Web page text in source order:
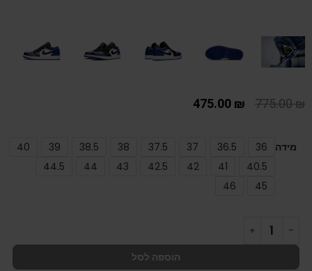
775.00₪
475.00 ₪
מידה 36
36.5
37
37.5
38
38.5
39
40
40.5
41
42
42.5
43
44
44.5
45
46
הוספה לסל